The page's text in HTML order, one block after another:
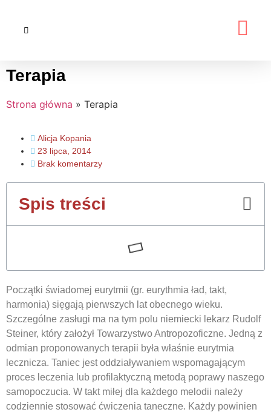
Terapia
Strona główna » Terapia
Alicja Kopania
23 lipca, 2014
Brak komentarzy
Spis treści
Początki świadomej eurytmii (gr. eurythmia ład, takt,
harmonia) sięgają pierwszych lat obecnego wieku.
Szczególne zasługi ma na tym polu niemiecki lekarz Rudolf
Steiner, który założył Towarzystwo Antropozoficzne. Jedną z
odmian proponowanych terapii była właśnie eurytmia
lecznicza. Taniec jest oddziaływaniem wspomagającym
proces leczenia lub profilaktyczną metodą poprawy naszego
samopoczucia. W takt miłej dla każdego melodii należy
codziennie stosować ćwiczenia taneczne. Każdy powinien